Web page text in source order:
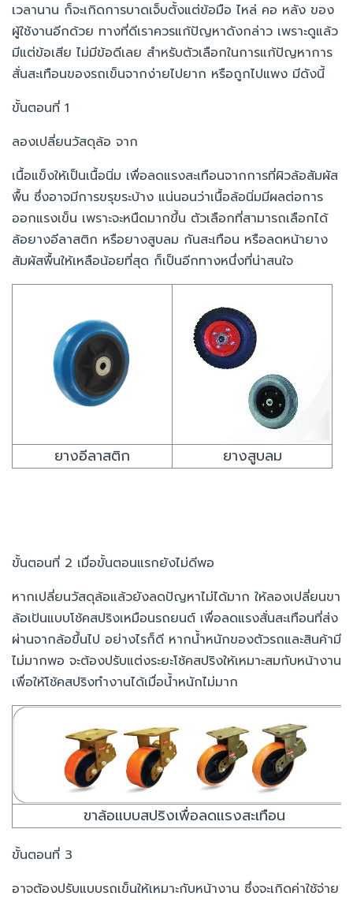
เวลานาน ก็จะเกิดการบาดเจ็บตั้งแต่ข้อมือ ไหล่ คอ หลัง ของ
ผู้ใช้งานอีกด้วย ทางที่ดีเราควรแก้ปัญหาดังกล่าว เพราะดูแล้ว
มีแต่ข้อเสีย ไม่มีข้อดีเลย สำหรับตัวเลือกในการแก้ปัญหาการ
สั่นสะเทือนของรถเข็นจากง่ายไปยาก หรือถูกไปแพง มีดังนี้
ขั้นตอนที่ 1
ลองเปลี่ยนวัสดุล้อ จาก
เนื้อแข็งให้เป็นเนื้อนิ่ม เพื่อลดแรงสะเทือนจากการที่ผิวล้อสัมผัส
พื้น ซึ่งอาจมีการขรุขระบ้าง แน่นอนว่าเนื้อล้อนิ่มมีผลต่อการ
ออกแรงเข็น เพราะจะหนืดมากขึ้น ตัวเลือกที่สามารถเลือกได้
ล้อยางอีลาสติก หรือยางสูบลม กันสะเทือน หรือลดหน้ายาง
สัมผัสพื้นให้เหลือน้อยที่สุด ก็เป็นอีกทางหนึ่งที่น่าสนใจ
ยางอีลาสติก ยางสูบลม
ขั้นตอนที่ 2 เมื่อขั้นตอนแรกยังไม่ดีพอ
หากเปลี่ยนวัสดุล้อแล้วยังลดปัญหาไม่ได้มาก ให้ลองเปลี่ยนขา
ล้อเป้นแบบโช้คสปริงเหมือนรถยนต์ เพื่อลดแรงสั่นสะเทือนที่ส่ง
ผ่านจากล้อขึ้นไป อย่างไรก็ดี หากน้ำหนักของตัวรถและสินค้ามี
ไม่มากพอ จะต้องปรับแต่งระยะโช้คสปริงให้เหมาะสมกับหน้างาน
เพื่อให้โช้คสปริงทำงานได้เมื่อน้ำหนักไม่มาก
ขาล้อแบบสปริงเพื่อลดแรงสะเทือน
ขั้นตอนที่ 3
อาจต้องปรับแบบรถเข็นให้เหมาะกับหน้างาน ซึ่งจะเกิดค่าใช้จ่าย